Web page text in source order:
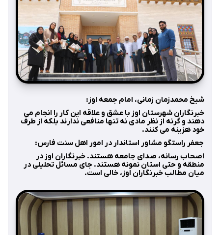
شیخ محمدزمان زمانی، امام جمعه اوز:
خبرنگاران شهرستان اوز با عشق و علاقه این کار را انجام می
دهند و گرنه از نظر مادی نه تنها منافعی ندارند بلکه از طرف
خود هزینه می کنند.
جعفر راستگو مشاور استاندار در امور اهل سنت فارس:
اصحاب رسانه، صدای جامعه هستند. خبرنگاران اوز در
منطقه و حتی استان نمونه هستند. جای مسائل تحلیلی در
میان مطالب خبرنگاران اوز، خالی است.